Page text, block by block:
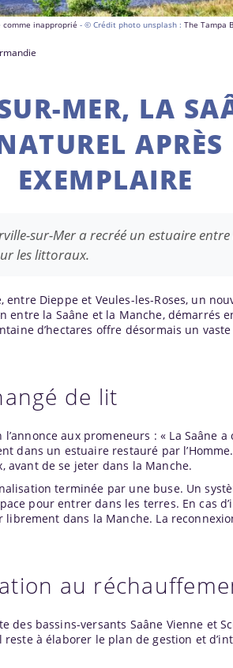
inapproprié - © Crédit photo unsplash :The Tampa
MER, LA
EXEMPLAIRE
sur-Mer a recréé un estuaire
les littoraux.
Dieppe et Veules-les-Roses, un
entre la Saâne et la Manche, démarrés
d’hectares offre désormais un
de lit
aux promeneurs : « La Saâne
dans un estuaire restauré par
avant de se jeter dans la Manche.
terminée par une buse. Un
pour entrer dans les terres. En cas
dans la Manche. La
au
des bassins-versants Saâne Vienne et
à élaborer le plan de gestion et